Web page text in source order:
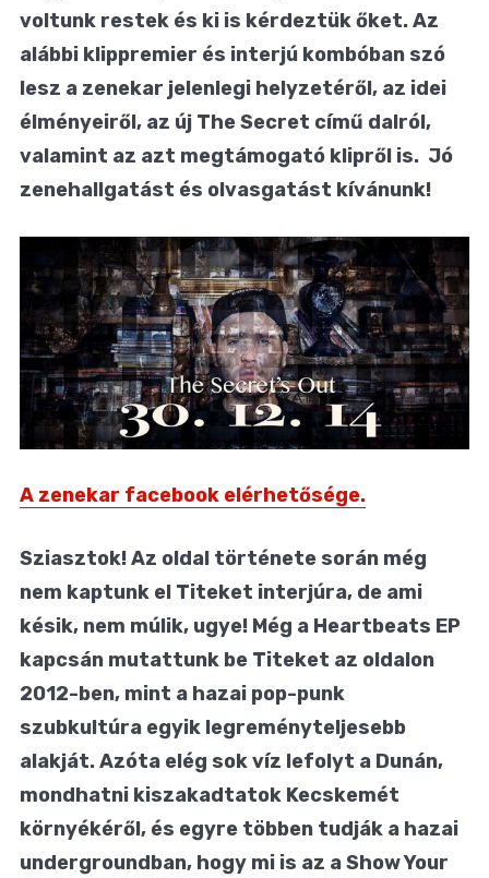
voltunk restek és ki is kérdeztük őket. Az
alábbi klippremier és interjú kombóban szó
lesz a zenekar jelenlegi helyzetéről, az idei
élményeiről, az új The Secret című dalról,
valamint az azt megtámogató klipről is. Jó
zenehallgatást és olvasgatást kívánunk!
A zenekar facebook elérhetősége.
Sziasztok! Az oldal története során még
nem kaptunk el Titeket interjúra, de ami
késik, nem múlik, ugye! Még a Heartbeats EP
kapcsán mutattunk be Titeket az oldalon
2012-ben, mint a hazai pop-punk
szubkultúra egyik legreményteljesebb
alakját. Azóta elég sok víz lefolyt a Dunán,
mondhatni kiszakadtatok Kecskemét
környékéről, és egyre többen tudják a hazai
undergroundban, hogy mi is az a Show Your